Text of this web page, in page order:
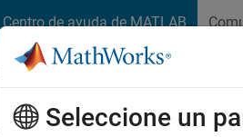
Centro de ayuda de MATLAB
Seleccione un